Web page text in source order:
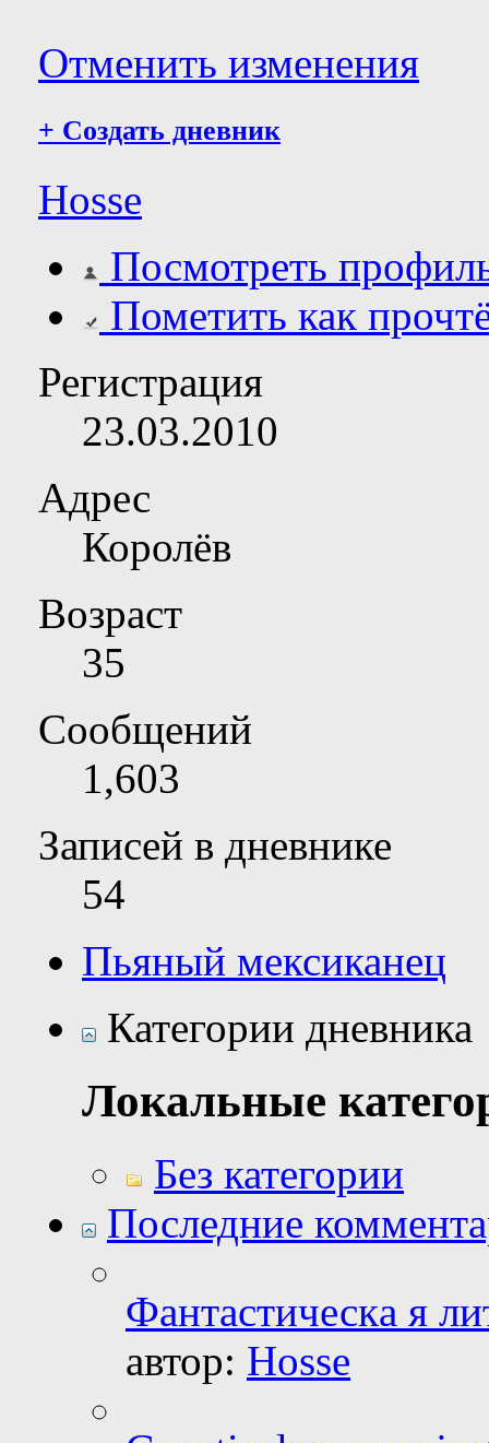
Отменить изменения
+ Создать дневник
Hosse
Посмотреть
Пометить как
Регистрация
23.03.2010
Адрес
Королёв
Возраст
35
Сообщений
1,603
Записей в дневнике
54
Пьяный мексиканец
Категории дневника
Локальные
Без категории
Последние
Фантастическa я
автор: Hosse